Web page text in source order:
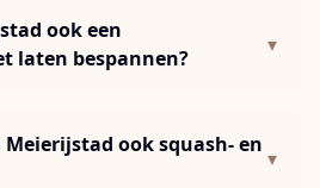
ook een
laten bespannen?
▾
Meierijstad ook squash- en
▾